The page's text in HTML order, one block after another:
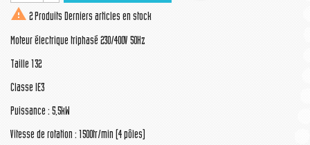
 2 Produits Derniers articles en stock
Moteur électrique triphasé 230/400V 50Hz
Taille 132
Classe IE3
Puissance : 5,5kW
Vitesse de rotation : 1500tr/min (4 pôles)